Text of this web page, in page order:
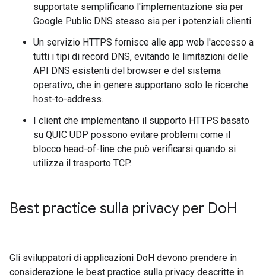
supportate semplificano l'implementazione sia per
Google Public DNS stesso sia per i potenziali clienti.
Un servizio HTTPS fornisce alle app web l'accesso a
tutti i tipi di record DNS, evitando le limitazioni delle
API DNS esistenti del browser e del sistema
operativo, che in genere supportano solo le ricerche
host-to-address.
I client che implementano il supporto HTTPS basato
su QUIC UDP possono evitare problemi come il
blocco head-of-line che può verificarsi quando si
utilizza il trasporto TCP.
Best practice sulla privacy per DoH
Gli sviluppatori di applicazioni DoH devono prendere in
considerazione le best practice sulla privacy descritte in